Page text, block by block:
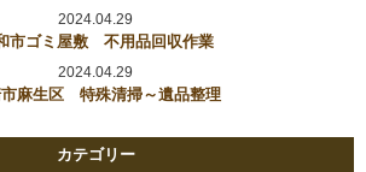
2024.04.29
市ゴミ屋敷 不用品回収作業
2024.04.29
市麻生区 特殊清掃～遺品整理
カテゴリー